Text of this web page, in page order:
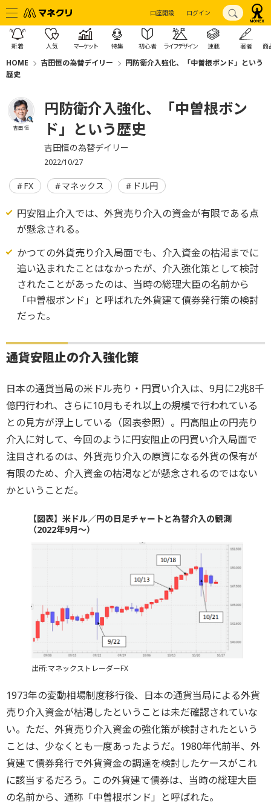
口座開設 ログイン
新着 人気 マーケット 特集 初心者 ライフデザイン 連載 著者 商
HOME 吉田恒の為替デイリー
円防衛介入強化、「中曽根ボンド」という
歴史
吉田 恒
円防衛介入強化、「中曽根ボン
ド」という歴史
吉田恒の為替デイリー
2022/10/27
FX マネックス ドル円
円安阻止介入では、外貨売り介入の資金が有限である点
が懸念される。
かつての外貨売り介入局面でも、介入資金の枯渇までに
追い込まれたことはなかったが、介入強化策として検討
されたことがあったのは、当時の総理大臣の名前から
「中曽根ボンド」と呼ばれた外貨建て債券発行策の検討
だった。
通貨安阻止の介入強化策
日本の通貨当局の米ドル売り・円買い介入は、9月に2兆8千
億円行われ、さらに10月もそれ以上の規模で行われている
との見方が浮上している（図表参照）。円高阻止の円売り
介入に対して、今回のように円安阻止の円買い介入局面で
注目されるのは、外貨売り介入の原資になる外貨の保有が
有限のため、介入資金の枯渇などが懸念されるのではない
かということだ。
【図表】米ドル／円の日足チャートと為替介入の観測
（2022年9月～）
出所:マネックストレーダーFX
1973年の変動相場制度移行後、日本の通貨当局による外貨
売り介入資金が枯渇したということは未だ確認されていな
い。ただ、外貨売り介入資金の強化策が検討されたという
ことは、少なくとも一度あったようだ。1980年代前半、外
貨建て債券発行で外貨資金の調達を検討したケースがこれ
に該当するだろう。この外貨建て債券は、当時の総理大臣
の名前から、通称「中曽根ボンド」と呼ばれた。